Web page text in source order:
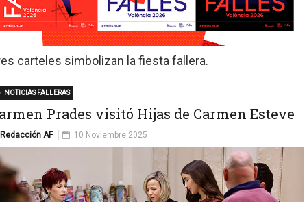
carteles simbolizan la fiesta fallera.
Prades visitó Hijas de Carmen Esteve
Redacción AF
NOTICIAS FALLERAS
10 Noviembre 2025